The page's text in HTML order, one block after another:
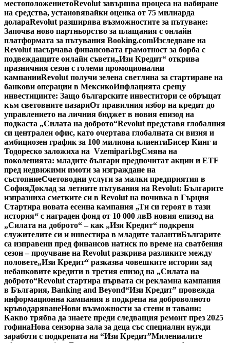
местоположениетоRevolut завършва процеса на набиране
на средства, установявайки оценка от 75 милиарда
долараRevolut разширява възможностите за пътуване:
Започва ново партньорство за плащания с онлайн
платформата за пътувания Booking.comИзследване на
Revolut насърчава финансовата грамотност за борба с
подвеждащите онлайн съвети„Изи Кредит“ открива
празничния сезон с големи промоционални
кампанииRevolut получи зелена светлина за стартиране на
банкови операции в МексикоИнфлацията срещу
инвестициите: Защо българските инвеститори се обръщат
към световните пазариОт правилния избор на кредит до
управлението на личния бюджет в новия епизод на
подкаста „Силата на доброто“Revolut представя глобалния
си централен офис, като очертава глобалната си визия и
амбициозен график за 100 милиона клиентиБисер Кинг и
Тодореско заложиха на Vzemipari.bgСмяна на
поколенията: младите българи предпочитат акции и ETF
пред недвижими имоти за изграждане на
състояниеСчетоводни услуги за малки предприятия в
СофияДоклад за летните пътувания на Revolut: Българите
изпразниха сметките си в Revolut на почивка в Гърция
Стартира новата есенна кампания „Ти си героят в тази
история“ с награден фонд от 10 000 лвВ новия епизод на
„Силата на доброто“ – как „Изи Кредит“ подкрепя
служителите си и инвестира в младите талантиБългарите
са изправени пред финансов натиск по време на сватбения
сезон – проучване на Revolut разкрива разликите между
половете„Изи Кредит“ разказва човешките истории зад
небанковите кредити в третия епизод на „Силата на
доброто“Revolut стартира първата си рекламна кампания
в България, Banking and Beyond“Изи Кредит” провежда
информационна кампания в подкрепа на доброволното
кръводаряванеНови възможности за стени и тавани:
Какво трябва да знаете преди следващия ремонт през 2025
гофинаНова сензорна зала за деца със специални нужди
заработи с подкрепата на “Изи Кредит”Милениалите